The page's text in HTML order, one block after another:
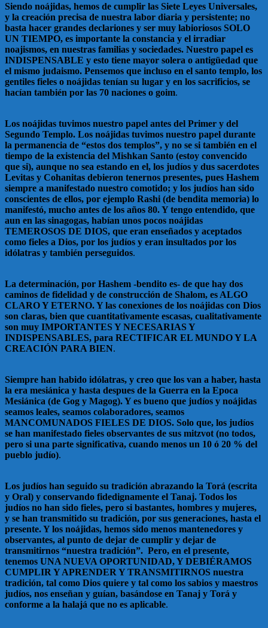
Siendo noájidas, hemos de cumplir las Siete Leyes Universales,
y la creación precisa de nuestra labor diaria y persistente; no
basta hacer grandes declariones y ser muy labioriosos SOLO
UN TIEMPO, es importante la constancia y el irradiar
noajismos, en nuestras familias y sociedades. Nuestro papel es
INDISPENSABLE y esto tiene mayor solera o antigüedad que
el mismo judaismo. Pensemos que incluso en el santo templo, los
gentiles fieles o noájidas tenían su lugar y en los sacrificios, se
hacían también por las 70 naciones o goim.
Los noájidas tuvimos nuestro papel antes del Primer y del
Segundo Templo. Los noájidas tuvimos nuestro papel durante
la permanencia de “estos dos templos”, y no se si también en el
tiempo de la existencia del Mishkan Santo (estoy convencido
que si), aunque no sea estando en el, los judíos y dus sacerdotes
Levitas y Cohanitas debieron tenernos presentes, pues Hashem
siempre a manifestado nuestro comotido; y los judíos han sido
conscientes de ellos, por ejemplo Rashi (de bendita memoria) lo
manifestó, mucho antes de los años 80. Y tengo entendido, que
aun en las sinagogas, habían unos pocos noájidas
TEMEROSOS DE DIOS, que eran enseñados y aceptados
como fieles a Dios, por los judíos y eran insultados por los
idólatras y también perseguidos.
La determinación, por Hashem -bendito es- de que hay dos
caminos de fidelidad y de construcción de Shalom, es ALGO
CLARO Y ETERNO. Y las conexiones de los noájidas con Dios
son claras, bien que cuantitativamente escasas, cualitativamente
son muy IMPORTANTES Y NECESARIAS Y
INDISPENSABLES, para RECTIFICAR EL MUNDO Y LA
CREACIÓN PARA BIEN.
Siempre han habido idólatras, y creo que los van a haber, hasta
la era mesiánica y hasta despues de la Guerra en la Epoca
Mesiánica (de Gog y Magog). Y es bueno que judíos y noájidas
seamos leales, seamos colaboradores, seamos
MANCOMUNADOS FIELES DE DIOS. Solo que, los judíos
se han manifestado fieles observantes de sus mitzvot (no todos,
pero si una parte significativa, cuando menos un 10 ó 20 % del
pueblo judío).
Los judíos han seguido su tradición abrazando la Torá (escrita
y Oral) y conservando fidedignamente el Tanaj. Todos los
judíos no han sido fieles, pero si bastantes, hombres y mujeres,
y se han transmitido su tradición, por sus generaciones, hasta el
presente. Y los noájidas, hemos sido menos mantenedores y
observantes, al punto de dejar de cumplir y dejar de
transmitirnos “nuestra tradición”. Pero, en el presente,
tenemos UNA NUEVA OPORTUNIDAD, Y DEBIÉRAMOS
CUMPLIR Y APRENDER Y TRANSMITIRNOS nuestra
tradición, tal como Dios quiere y tal como los sabios y maestros
judíos, nos enseñan y guían, basándose en Tanaj y Torá y
conforme a la halajá que no es aplicable.